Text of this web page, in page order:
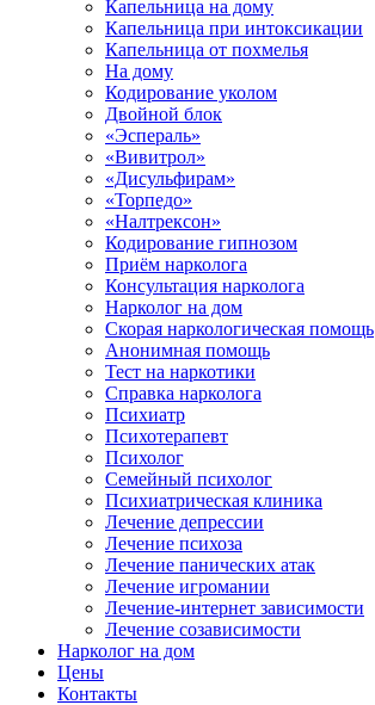
Капельница на дому
Капельница при интоксикации
Капельница от похмелья
На дому
Кодирование уколом
Двойной блок
«Эспераль»
«Вивитрол»
«Дисульфирам»
«Торпедо»
«Налтрексон»
Кодирование гипнозом
Приём нарколога
Консультация нарколога
Нарколог на дом
Скорая наркологическая помощь
Анонимная помощь
Тест на наркотики
Справка нарколога
Психиатр
Психотерапевт
Психолог
Семейный психолог
Психиатрическая клиника
Лечение депрессии
Лечение психоза
Лечение панических атак
Лечение игромании
Лечение-интернет зависимости
Лечение созависимости
Нарколог на дом
Цены
Контакты